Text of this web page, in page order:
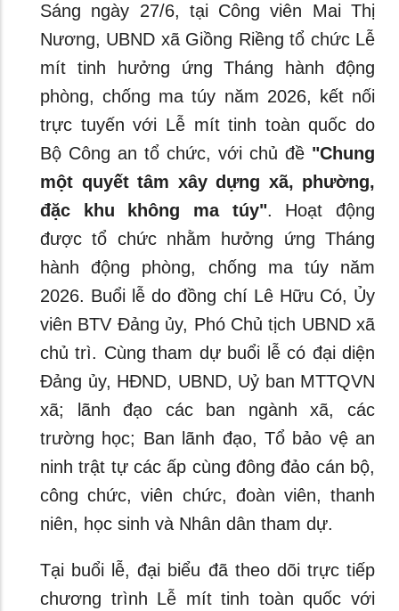
Sáng ngày 27/6, tại Công viên Mai Thị
Nương, UBND xã Giồng Riềng tổ chức Lễ
mít tinh hưởng ứng Tháng hành động
phòng, chống ma túy năm 2026, kết nối
trực tuyến với Lễ mít tinh toàn quốc do
Bộ Công an tổ chức, với chủ đề "Chung
một quyết tâm xây dựng xã, phường,
đặc khu không ma túy". Hoạt động
được tổ chức nhằm hưởng ứng Tháng
hành động phòng, chống ma túy năm
2026. Buổi lễ do đồng chí Lê Hữu Có, Ủy
viên BTV Đảng ủy, Phó Chủ tịch UBND xã
chủ trì. Cùng tham dự buổi lễ có đại diện
Đảng ủy, HĐND, UBND, Uỷ ban MTTQVN
xã; lãnh đạo các ban ngành xã, các
trường học; Ban lãnh đạo, Tổ bảo vệ an
ninh trật tự các ấp cùng đông đảo cán bộ,
công chức, viên chức, đoàn viên, thanh
niên, học sinh và Nhân dân tham dự.
Tại buổi lễ, đại biểu đã theo dõi trực tiếp
chương trình Lễ mít tinh toàn quốc với